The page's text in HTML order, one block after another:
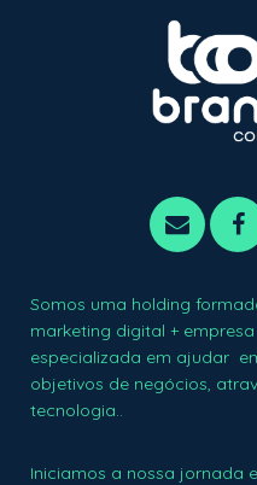
Somos uma holding
marketing digital +
especializada em ajudar
objetivos de negócios,
tecnologia..
Iniciamos a nossa jornada